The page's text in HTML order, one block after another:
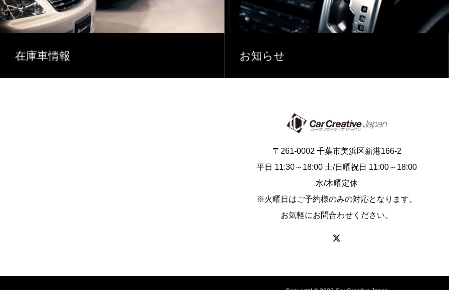
在庫車情報 お知らせ
〒261-0002 千葉市美浜区新港166-2
平日 11:30～18:00 土/日曜祝日 11:00～18:00
水/木曜定休
※火曜日はご予約様のみの対応となります。
お気軽にお問合わせください。